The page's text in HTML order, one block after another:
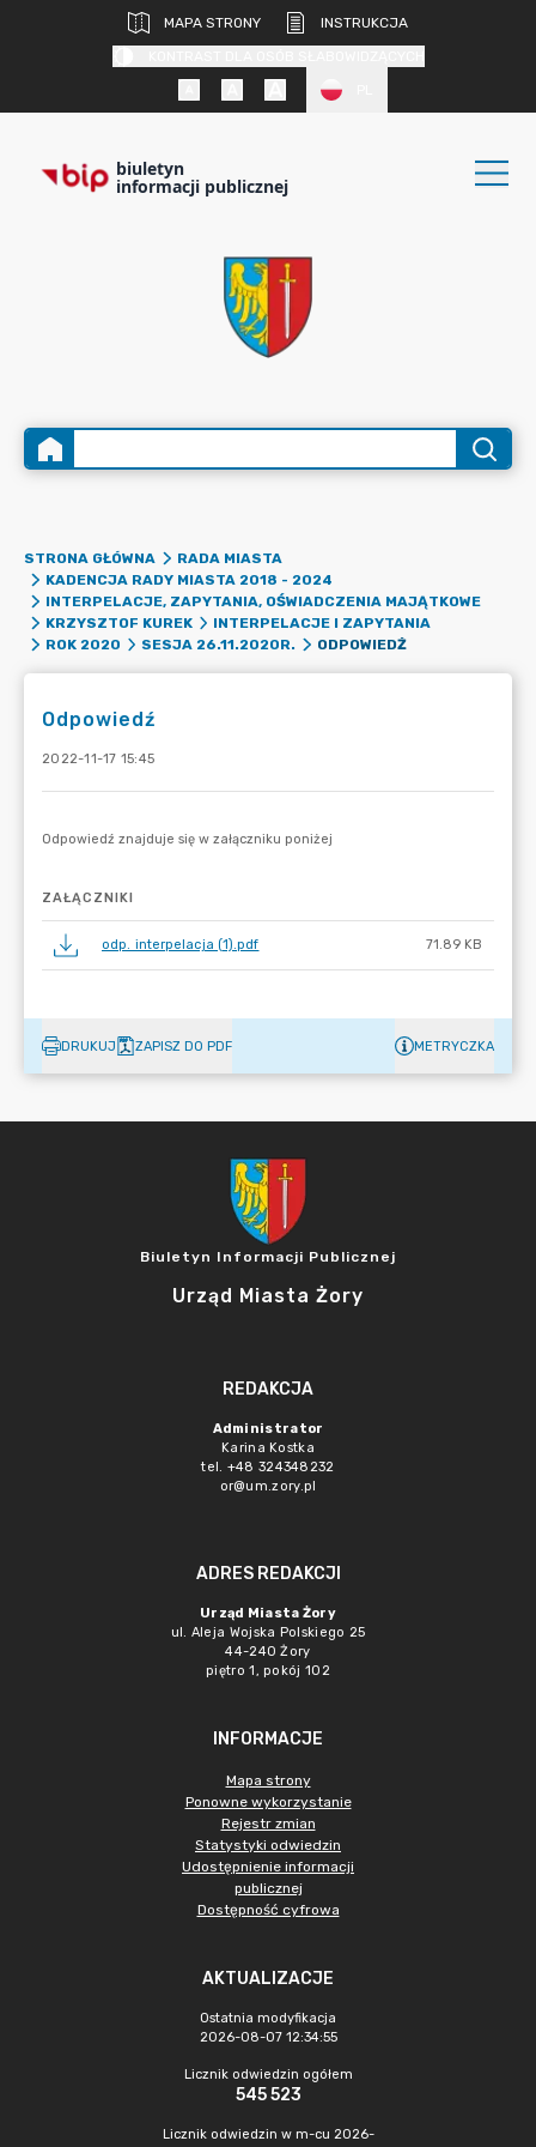
MAPA STRONY
INSTRUKCJA
biuletyn
informacji publicznej
STRONA GŁÓWNA
RADA MIASTA
KADENCJA RADY MIASTA 2018 - 2024
INTERPELACJE, ZAPYTANIA, OŚWIADCZENIA MAJĄTKOWE
KRZYSZTOF KUREK
INTERPELACJE I ZAPYTANIA
ROK 2020
SESJA 26.11.2020R. ODPOWIEDŹ
Odpowiedź
2022-11-17 15:45
ZAŁĄCZNIKI
odp. interpelacja (1).pdf 71.89 KB
DRUKUJ ZAPISZ DO PDF METRYCZKA
Biuletyn Informacji Publicznej
Urząd Miasta Żory
REDAKCJA
Administrator
Karina Kostka
tel. +48 324348232
or@um.zory.pl
ADRES REDAKCJI
Urząd Miasta Żory
ul. Aleja Wojska Polskiego 25
44-240 Żory
piętro 1, pokój 102
INFORMACJE
Mapa strony
Ponowne wykorzystanie
Rejestr zmian
Statystyki odwiedzin
Udostępnienie informacji
publicznej
Dostępność cyfrowa
AKTUALIZACJE
Ostatnia modyfikacja
2026-08-07 12:34:55
Licznik odwiedzin ogółem
545 523
Licznik odwiedzin w m-cu 2026-